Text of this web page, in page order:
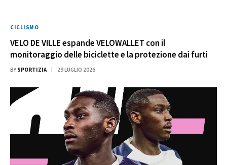
CICLISMO
VELO DE VILLE espande VELOWALLET con il
monitoraggio delle biciclette e la protezione dai furti
BY SPORTIZIA 29 LUGLIO 2026